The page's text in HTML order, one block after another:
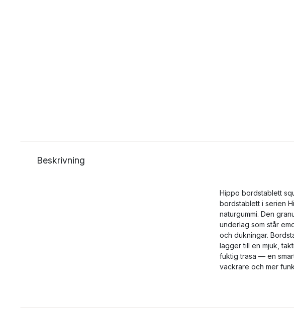
Beskrivning
Hippo bordstablett
bordstablett i serien
naturgummi. Den
underlag som står
och dukningar.
lägger till en mjuk,
fuktig trasa — en
vackrare och mer